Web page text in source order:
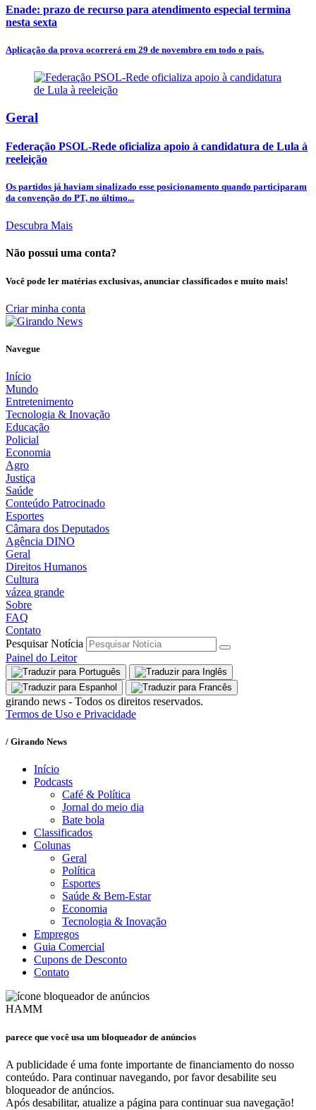
Enade: prazo de recurso para atendimento especial termina
nesta sexta
Aplicação da prova ocorrerá em 29 de novembro em todo o país.
Geral
Federação PSOL-Rede oficializa apoio à candidatura de Lula à
reeleição
Os partidos já haviam sinalizado esse posicionamento quando participaram
da convenção do PT, no último...
Descubra Mais
Não possui uma conta?
Você pode ler matérias exclusivas, anunciar classificados e muito mais!
Criar minha conta
Navegue
Início
Mundo
Entretenimento
Tecnologia & Inovação
Educação
Policial
Economia
Agro
Justiça
Saúde
Conteúdo Patrocinado
Esportes
Câmara dos Deputados
Agência DINO
Geral
Direitos Humanos
Cultura
vázea grande
Sobre
FAQ
Contato
Pesquisar Notícia
Painel do Leitor
girando news - Todos os direitos reservados.
Termos de Uso e Privacidade
/ Girando News
Início
Podcasts
Café & Política
Jornal do meio dia
Bate bola
Classificados
Colunas
Geral
Política
Esportes
Saúde & Bem-Estar
Economia
Tecnologia & Inovação
Empregos
Guia Comercial
Cupons de Desconto
Contato
HAMM
parece que você usa um bloqueador de anúncios
A publicidade é uma fonte importante de financiamento do nosso
conteúdo. Para continuar navegando, por favor desabilite seu
bloqueador de anúncios.
Após desabilitar, atualize a página para continuar sua navegação!